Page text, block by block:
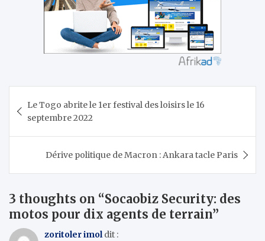
de
l’article
Le Togo abrite le 1er festival des loisirs le 16
septembre 2022
Dérive politique de Macron : Ankara tacle Paris
3 thoughts on “Socaobiz Security: des
motos pour dix agents de terrain”
zoritoler imol dit :